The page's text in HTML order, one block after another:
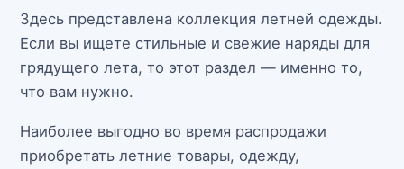
Здесь представлена коллекция летней одежды.
Если вы ищете стильные и свежие наряды для
грядущего лета, то этот раздел — именно то,
что вам нужно.
Наиболее выгодно во время распродажи
приобретать летние товары, одежду,